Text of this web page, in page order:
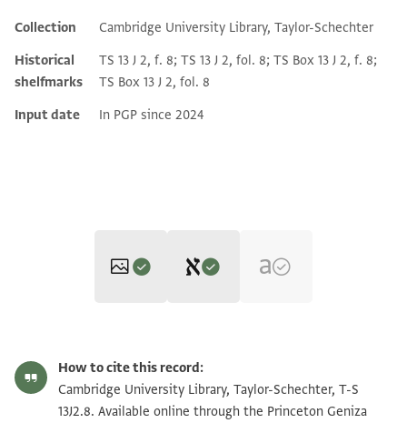
Additional metadata
Collection
Cambridge University Library, Taylor-Schechter
Historical
shelfmarks
TS 13 J 2, f. 8; TS 13 J 2, fol. 8; TS Box 13 J 2, f. 8;
TS Box 13 J 2, fol. 8
Input date
In PGP since 2024
S. D. Goitein's unpublished edition (1950–85).
חצר אלי בית דין ר עלי
בן כבוד גק הלל החזן הגדול
T-S 13J2.8 1r Zoom and Rotate
How to cite this record:
Cambridge University Library, Taylor-Schechter, T-S
13J2.8. Available online through the Princeton Geniza